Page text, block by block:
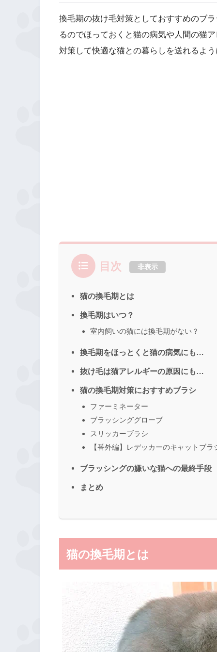
換毛期の抜け毛対策としておすすめのブ
るのでほっておくと猫の病気や人間の猫
対策して快適な猫との暮らしを送れるよ
目次 非表示
猫の換毛期とは
換毛期はいつ？
室内飼いの猫には換毛期がない？
換毛期をほっとくと猫の病気にも…
抜け毛は猫アレルギーの原因にも…
猫の換毛期対策におすすめブラシ
ファーミネーター
ブラッシンググローブ
スリッカーブラシ
【番外編】レデッカーのキャットブラ
ブラッシングの嫌いな猫への最終手段
まとめ
猫の換毛期とは